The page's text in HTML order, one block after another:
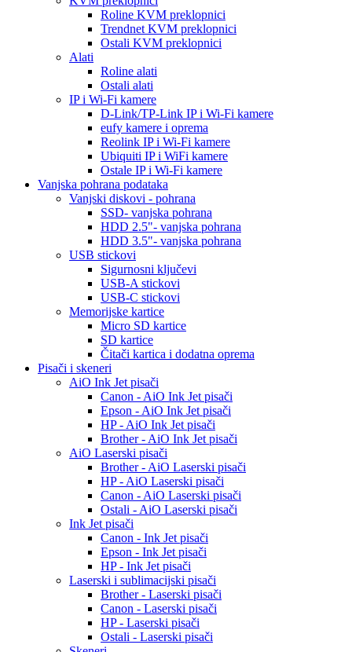
Roline KVM preklopnici
Trendnet KVM preklopnici
Ostali KVM preklopnici
Alati
Roline alati
Ostali alati
IP i Wi-Fi kamere
D-Link/TP-Link IP i Wi-Fi kamere
eufy kamere i oprema
Reolink IP i Wi-Fi kamere
Ubiquiti IP i WiFi kamere
Ostale IP i Wi-Fi kamere
Vanjska pohrana podataka
Vanjski diskovi - pohrana
SSD- vanjska pohrana
HDD 2.5"- vanjska pohrana
HDD 3.5"- vanjska pohrana
USB stickovi
Sigurnosni ključevi
USB-A stickovi
USB-C stickovi
Memorijske kartice
Micro SD kartice
SD kartice
Čitači kartica i dodatna oprema
Pisači i skeneri
AiO Ink Jet pisači
Canon - AiO Ink Jet pisači
Epson - AiO Ink Jet pisači
HP - AiO Ink Jet pisači
Brother - AiO Ink Jet pisači
AiO Laserski pisači
Brother - AiO Laserski pisači
HP - AiO Laserski pisači
Canon - AiO Laserski pisači
Ostali - AiO Laserski pisači
Ink Jet pisači
Canon - Ink Jet pisači
Epson - Ink Jet pisači
HP - Ink Jet pisači
Laserski i sublimacijski pisači
Brother - Laserski pisači
Canon - Laserski pisači
HP - Laserski pisači
Ostali - Laserski pisači